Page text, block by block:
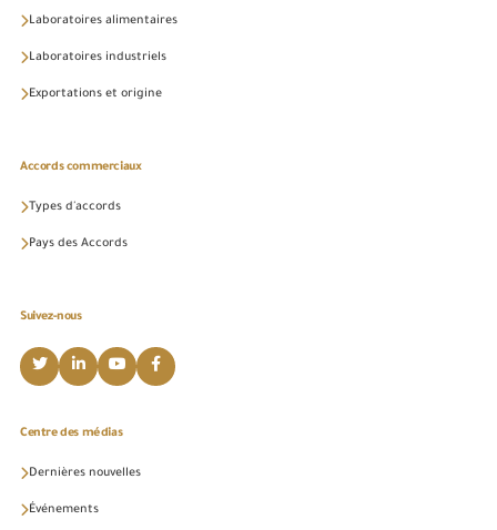
Laboratoires alimentaires
Laboratoires industriels
Exportations et origine
Accords commerciaux
Types d'accords
Pays des Accords
Suivez-nous
Centre des médias
Dernières nouvelles
Événements